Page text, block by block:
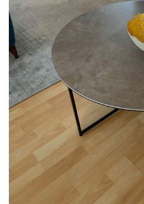
BIBLIOTHÈQUE
TABLE BASSE
FAUTEUILS
CANAPÉS
SALLES À MANGER
CHAISES
TABLES
BAHUT
LITERIE
CONVERTIBLE